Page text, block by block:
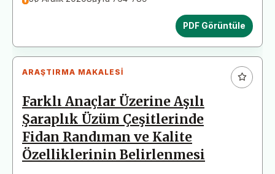
PDF Görüntüle
ARAŞTIRMA MAKALESI
Farklı Anaçlar Üzerine Aşılı
Şaraplık Üzüm Çeşitlerinde
Fidan Randıman ve Kalite
Özelliklerinin Belirlenmesi